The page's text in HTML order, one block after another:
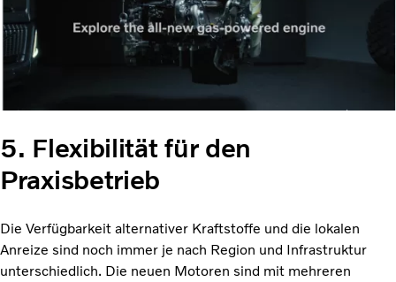
5. Flexibilität für den
Praxisbetrieb
Die Verfügbarkeit alternativer Kraftstoffe und die lokalen
Anreize sind noch immer je nach Region und Infrastruktur
unterschiedlich. Die neuen Motoren sind mit mehreren